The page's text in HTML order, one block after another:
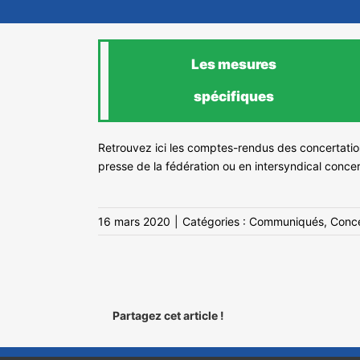
Les mesures
spécifiques
Retrouvez ici les comptes-rendus des
presse de la fédération ou en intersyndical
16 mars 2020 Catégories : Communiqués,
Partagez cet article !